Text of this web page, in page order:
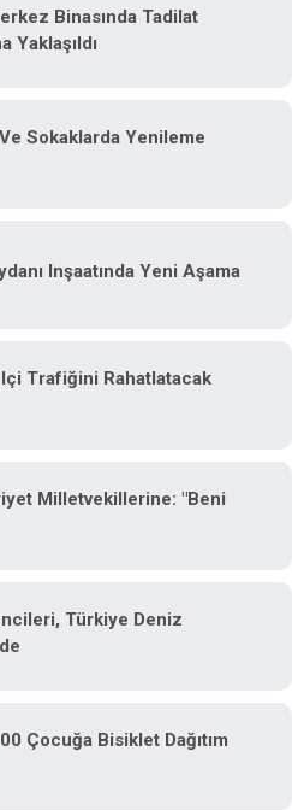
Binasında Tadilat
Yaklaşıldı
Ve Sokaklarda Yenileme
Inşaatında Yeni Aşama
Trafiğini Rahatlatacak
Milletvekillerine: "Beni
Türkiye Deniz
Çocuğa Bisiklet Dağıtım